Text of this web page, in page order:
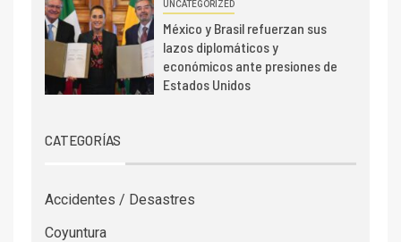
UNCATEGORIZED
México y Brasil refuerzan sus
lazos diplomáticos y
económicos ante presiones de
Estados Unidos
CATEGORÍAS
Accidentes / Desastres
Coyuntura